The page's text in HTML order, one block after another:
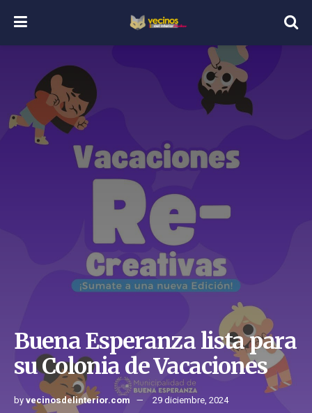
Buena Esperanza lista para
su Colonia de Vacaciones
byvecinosdelinterior.com 29 diciembre, 2024